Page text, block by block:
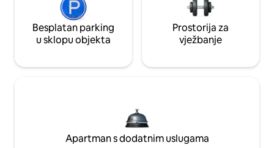
Besplatan parking
u sklopu objekta
Prostorija za
vježbanje
Apartman s dodatnim uslugama